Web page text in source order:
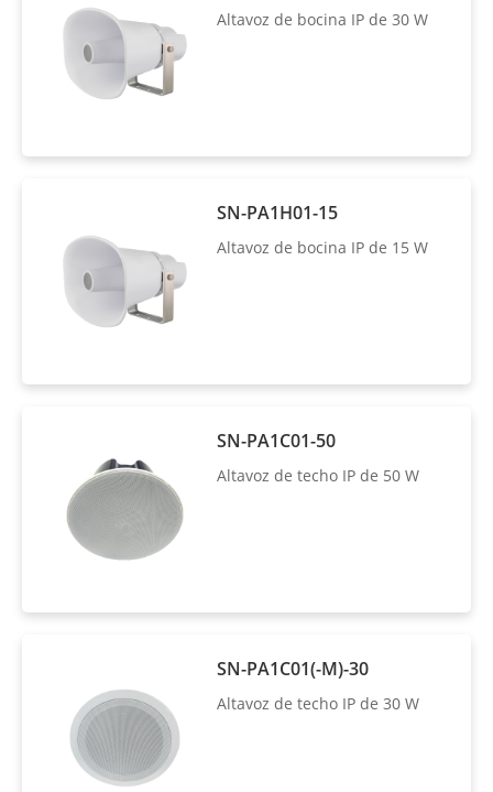
Altavoz de bocina IP de 30 W
SN-PA1H01-15
Altavoz de bocina IP de 15 W
SN-PA1C01-50
Altavoz de techo IP de 50 W
SN-PA1C01(-M)-30
Altavoz de techo IP de 30 W